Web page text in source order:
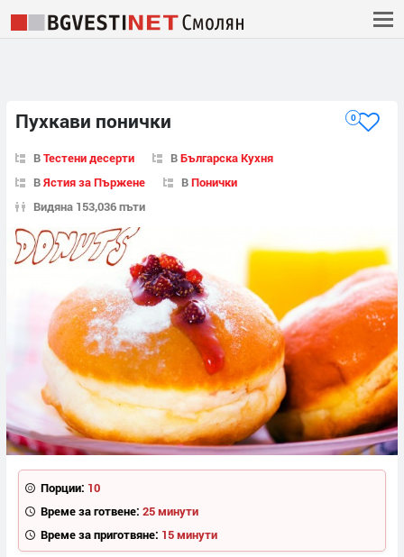
Пухкави понички 0
ВТестени десерти ВБългарска Кухня
ВЯстия за Пържене ВПонички
Видяна 153,036 пъти
Порции: 10
Време за готвене: 25 минути
Време за приготвяне: 15 минути